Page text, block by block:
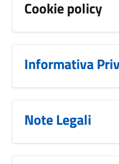
Cookie policy
Informativa
Note Legali